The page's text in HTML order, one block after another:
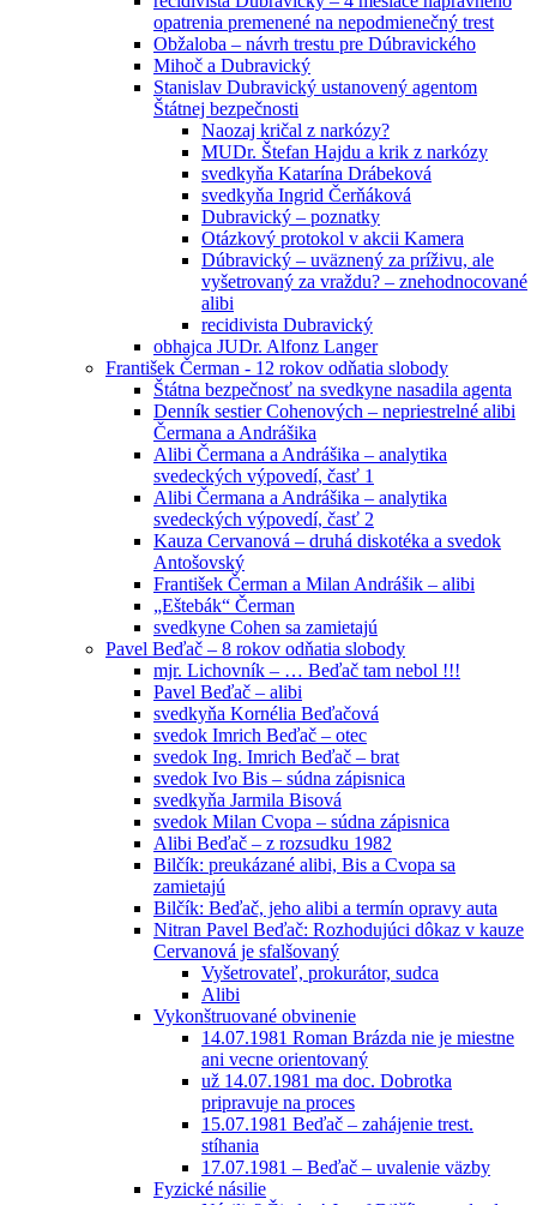
opatrenia premenené na nepodmienečný trest
Obžaloba – návrh trestu pre Dúbravického
Mihoč a Dubravický
Stanislav Dubravický ustanovený agentom
Štátnej bezpečnosti
Naozaj kričal z narkózy?
MUDr. Štefan Hajdu a krik z narkózy
svedkyňa Katarína Drábeková
svedkyňa Ingrid Čerňáková
Dubravický – poznatky
Otázkový protokol v akcii Kamera
Dúbravický – uväznený za príživu, ale
vyšetrovaný za vraždu? – znehodnocované
alibi
recidivista Dubravický
obhajca JUDr. Alfonz Langer
František Čerman - 12 rokov odňatia slobody
Štátna bezpečnosť na svedkyne nasadila agenta
Denník sestier Cohenových – nepriestrelné alibi
Čermana a Andrášika
Alibi Čermana a Andrášika – analytika
svedeckých výpovedí, časť 1
Alibi Čermana a Andrášika – analytika
svedeckých výpovedí, časť 2
Kauza Cervanová – druhá diskotéka a svedok
Antošovský
František Čerman a Milan Andrášik – alibi
„Eštebák“ Čerman
svedkyne Cohen sa zamietajú
Pavel Beďač – 8 rokov odňatia slobody
mjr. Lichovník – … Beďač tam nebol !!!
Pavel Beďač – alibi
svedkyňa Kornélia Beďačová
svedok Imrich Beďač – otec
svedok Ing. Imrich Beďač – brat
svedok Ivo Bis – súdna zápisnica
svedkyňa Jarmila Bisová
svedok Milan Cvopa – súdna zápisnica
Alibi Beďač – z rozsudku 1982
Bilčík: preukázané alibi, Bis a Cvopa sa
zamietajú
Bilčík: Beďač, jeho alibi a termín opravy auta
Nitran Pavel Beďač: Rozhodujúci dôkaz v kauze
Cervanová je sfalšovaný
Vyšetrovateľ, prokurátor, sudca
Alibi
Vykonštruované obvinenie
14.07.1981 Roman Brázda nie je miestne
ani vecne orientovaný
už 14.07.1981 ma doc. Dobrotka
pripravuje na proces
15.07.1981 Beďač – zahájenie trest.
stíhania
17.07.1981 – Beďač – uvalenie väzby
Fyzické násilie